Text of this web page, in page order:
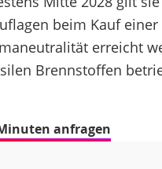
beim Kauf
erreicht
Brennstoffen
anfragen